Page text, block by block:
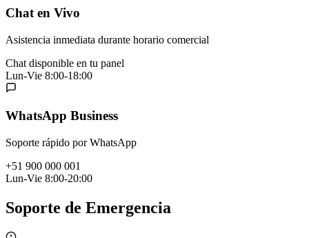
Chat en Vivo
Asistencia inmediata durante horario comercial
Chat disponible en tu panel
Lun-Vie 8:00-18:00
WhatsApp Business
Soporte rápido por WhatsApp
+51 900 000 001
Lun-Vie 8:00-20:00
Soporte de Emergencia